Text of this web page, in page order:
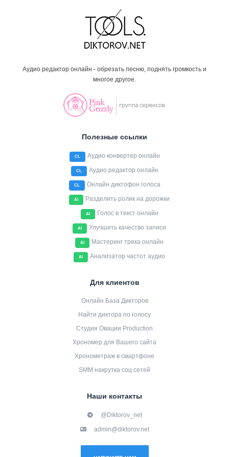
Аудио редактор онлайн - обрезать песню, поднять громкость и
многое другое.
Полезные ссылки
CL Аудио конвертер онлайн
CL Аудио редактор онлайн
CL Онлайн диктофон голоса
AI Разделить ролик на дорожки
AI Голос в текст онлайн
AI Улучшить качество записи
AI Мастеринг трека онлайн
AI Анализатор частот аудио
Для клиентов
Онлайн База Дикторов
Найти диктора по голосу
Студия Овации Production
Хрономер для Вашего сайта
Хронометраж в смартфоне
SMM накрутка соц сетей
Наши контакты
@Diktorov_net
admin@diktorov.net